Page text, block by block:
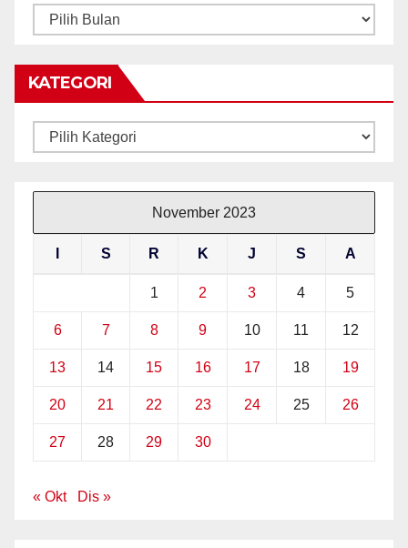
ARKIB
KATEGORI
Kategori
November 2023
S R K J S A
1 2 3 4 5
6 7 8 9 10 11 12
13 14 15 16 17 18 19
20 21 22 23 24 25 26
27 28 29 30
« Okt Dis »